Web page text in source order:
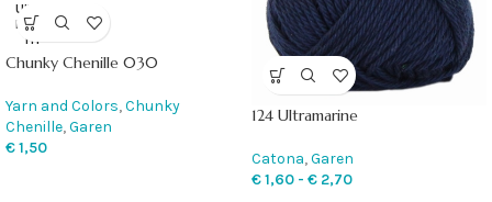
UITVE
RKOC
HT
Chunky Chenille 030
Yarn and Colors,Chunky
Chenille,Garen
€1,50
124 Ultramarine
Catona,Garen
€1,60 - € 2,70